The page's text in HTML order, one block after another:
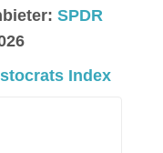
SPDR
Index